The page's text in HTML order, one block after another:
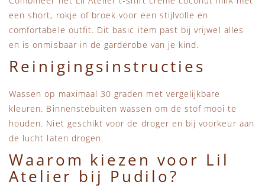
een short, rokje of broek voor een stijlvolle en
comfortabele outfit. Dit basic item past bij vrijwel alles
en is onmisbaar in de garderobe van je kind.
Reinigingsinstructies
Wassen op maximaal 30 graden met vergelijkbare
kleuren. Binnenstebuiten wassen om de stof mooi te
houden. Niet geschikt voor de droger en bij voorkeur aan
de lucht laten drogen.
Waarom kiezen voor Lil
Atelier bij Pudilo?